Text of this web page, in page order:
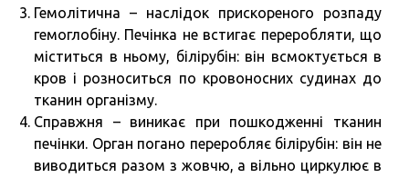
Гемолітична – наслідок прискореного розпаду
гемоглобіну. Печінка не встигає переробляти, що
міститься в ньому, білірубін: він всмоктується в
кров і розноситься по кровоносних судинах до
тканин організму.
Справжня – виникає при пошкодженні тканин
печінки. Орган погано переробляє білірубін: він не
виводиться разом з жовчю, а вільно циркулює в